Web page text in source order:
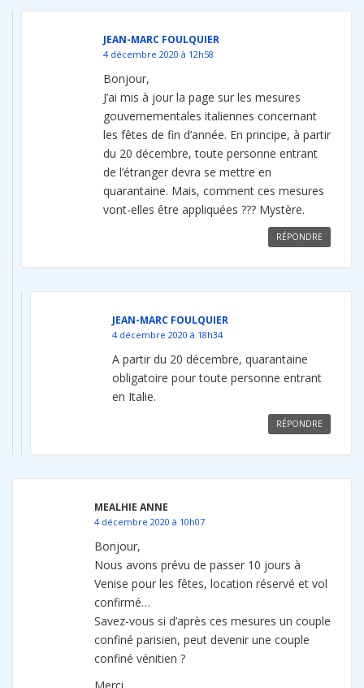
JEAN-MARC FOULQUIER
4 décembre 2020 à 12h58
Bonjour,
J’ai mis à jour la page sur les mesures
gouvernementales italiennes concernant
les fêtes de fin d’année. En principe, à partir
du 20 décembre, toute personne entrant
de l’étranger devra se mettre en
quarantaine. Mais, comment ces mesures
vont-elles être appliquées ??? Mystère.
RÉPONDRE
JEAN-MARC FOULQUIER
4 décembre 2020 à 18h34
A partir du 20 décembre, quarantaine
obligatoire pour toute personne entrant
en Italie.
RÉPONDRE
MEALHIE ANNE
4 décembre 2020 à 10h07
Bonjour,
Nous avons prévu de passer 10 jours à
Venise pour les fêtes, location réservé et vol
confirmé…
Savez-vous si d’après ces mesures un couple
confiné parisien, peut devenir une couple
confiné vénitien ?